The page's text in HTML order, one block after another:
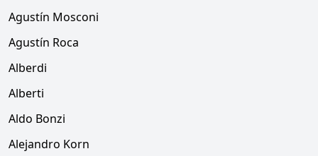
Agustín Mosconi
Agustín Roca
Alberdi
Alberti
Aldo Bonzi
Alejandro Korn